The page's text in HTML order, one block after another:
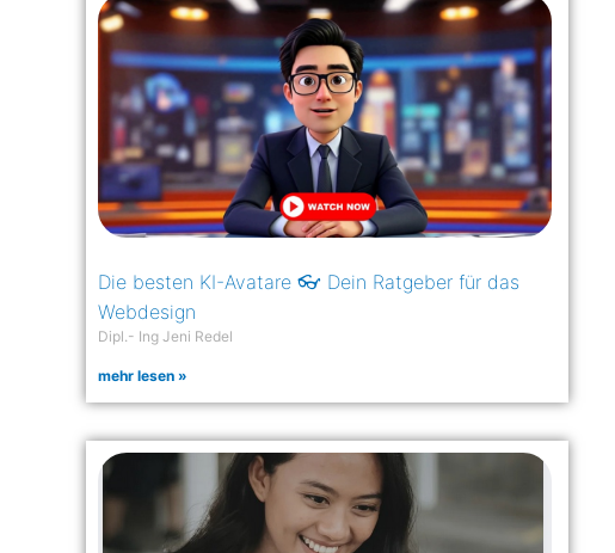
Die besten KI-Avatare 👓 Dein Ratgeber für das
Webdesign
Dipl.- Ing Jeni Redel
mehr lesen »